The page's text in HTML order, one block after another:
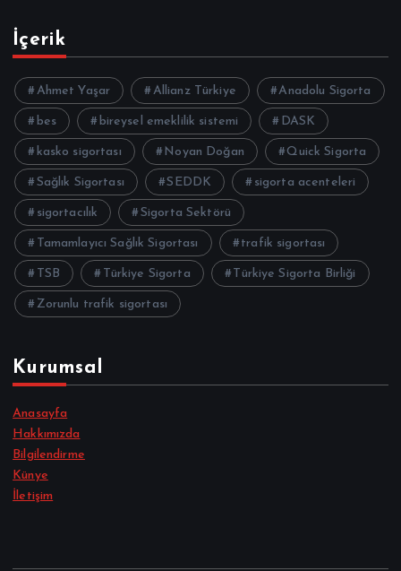
İçerik
Ahmet Yaşar Allianz Türkiye Anadolu Sigorta
bes bireysel emeklilik sistemi DASK
kasko sigortası Noyan Doğan Quick Sigorta
Sağlık Sigortası SEDDK sigorta acenteleri
sigortacılık Sigorta Sektörü
Tamamlayıcı Sağlık Sigortası trafik sigortası
TSB Türkiye Sigorta Türkiye Sigorta Birliği
Zorunlu trafik sigortası
Kurumsal
Anasayfa
Hakkımızda
Bilgilendirme
Künye
İletişim